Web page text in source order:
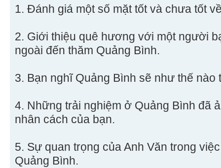
1. Đánh giá một số mặt tốt và chưa tốt
2. Giới thiệu quê hương với một người
ngoài đến thăm Quảng Bình.
3. Bạn nghĩ Quảng Bình sẽ như thế nào
4. Những trải nghiệm ở Quảng Bình đã
nhân cách của bạn.
5. Sự quan trọng của Anh Văn trong
Quảng Bình.